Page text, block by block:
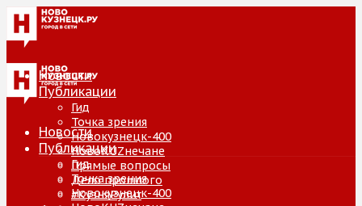
Новости
Публикации
Гид
Точка зрения
Новокузнецк-400
НовоKUZнечане
Прямые вопросы
Дело прошлого
#КузняРулит
Новости
Публикации
Гид
Точка зрения
Новокузнецк-400